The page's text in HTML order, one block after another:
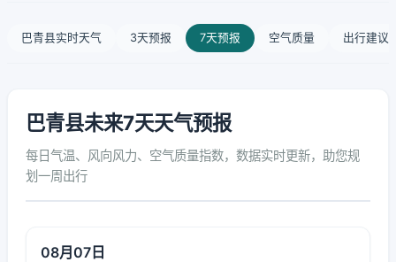
巴青县实时天气 3天预报 7天预报 空气质量 出行建议
巴青县未来7天天气预报
每日气温、风向风力、空气质量指数，数据实时更新，助您规
划一周出行
08月07日